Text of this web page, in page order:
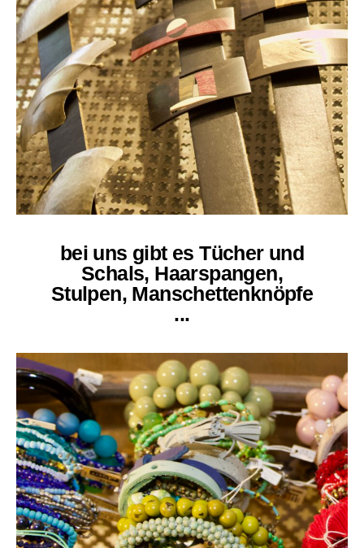
Designer Schmuck
Silber und co
Modeschmuck
Goldschmuck
Männerschmuck
Taschen
Accessoires
Kontakt
Suche
bei uns gibt es Tücher und
Schals, Haarspangen,
Stulpen, Manschettenknöpfe
...